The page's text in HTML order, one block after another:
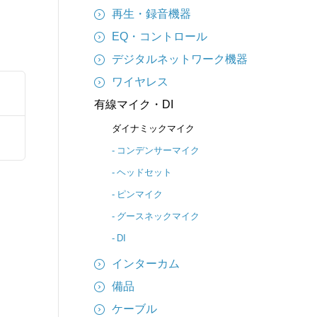
再生・録音機器
EQ・コントロール
デジタルネットワーク機器
ワイヤレス
有線マイク・DI
ダイナミックマイク
コンデンサーマイク
ヘッドセット
ピンマイク
グースネックマイク
DI
インターカム
備品
ケーブル